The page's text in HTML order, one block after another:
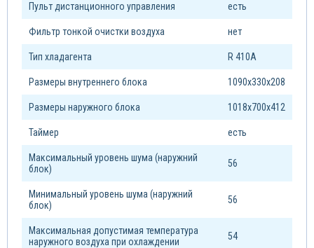
Пульт дистанционного управления есть
Фильтр тонкой очистки воздуха нет
Тип xладагента R 410A
Размеры внутреннего блока 1090х330х208
Размеры наружного блока 1018х700х412
Таймер есть
Максимальный уровень шума (наружний
блок)
56
Минимальный уровень шума (наружний
блок)
56
Максимальная допустимая температура
наружного воздуха при охлаждении
54